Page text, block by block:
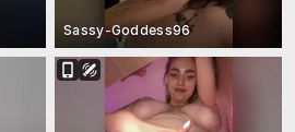
Sassy-Goddess96